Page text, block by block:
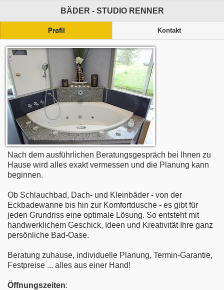
BÄDER - STUDIO RENNER
Profil Kontakt
Nach dem ausführlichen Beratungsgespräch bei Ihnen zu
Hause wird alles exakt vermessen und die Planung kann
beginnen.
Ob Schlauchbad, Dach- und Kleinbäder - von der
Eckbadewanne bis hin zur Komfortdusche - es gibt für
jeden Grundriss eine optimale Lösung. So entsteht mit
handwerklichem Geschick, Ideen und Kreativität Ihre ganz
persönliche Bad-Oase.
Beratung zuhause, individuelle Planung, Termin-Garantie,
Festpreise ... alles aus einer Hand!
Öffnungszeiten: